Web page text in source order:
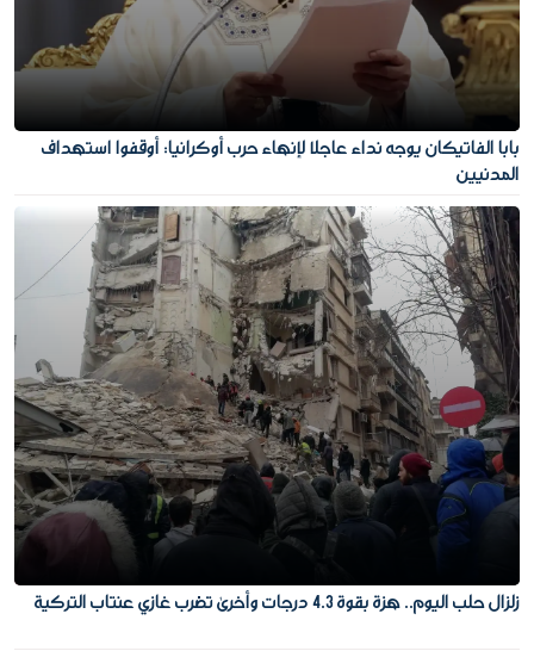
بابا الفاتيكان يوجه نداء عاجلا لإنهاء حرب أوكرانيا: أوقفوا استهداف
المدنيين
زلزال حلب اليوم.. هزة بقوة 4.3 درجات وأخرى تضرب غازي عنتاب التركية